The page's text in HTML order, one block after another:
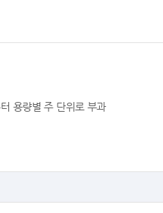
용량별 주 단위로 부과